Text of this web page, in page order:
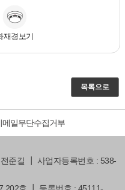
재경보기
목록으로
메일무단수집거부
준길 ┃ 사업자등록번호 : 538-